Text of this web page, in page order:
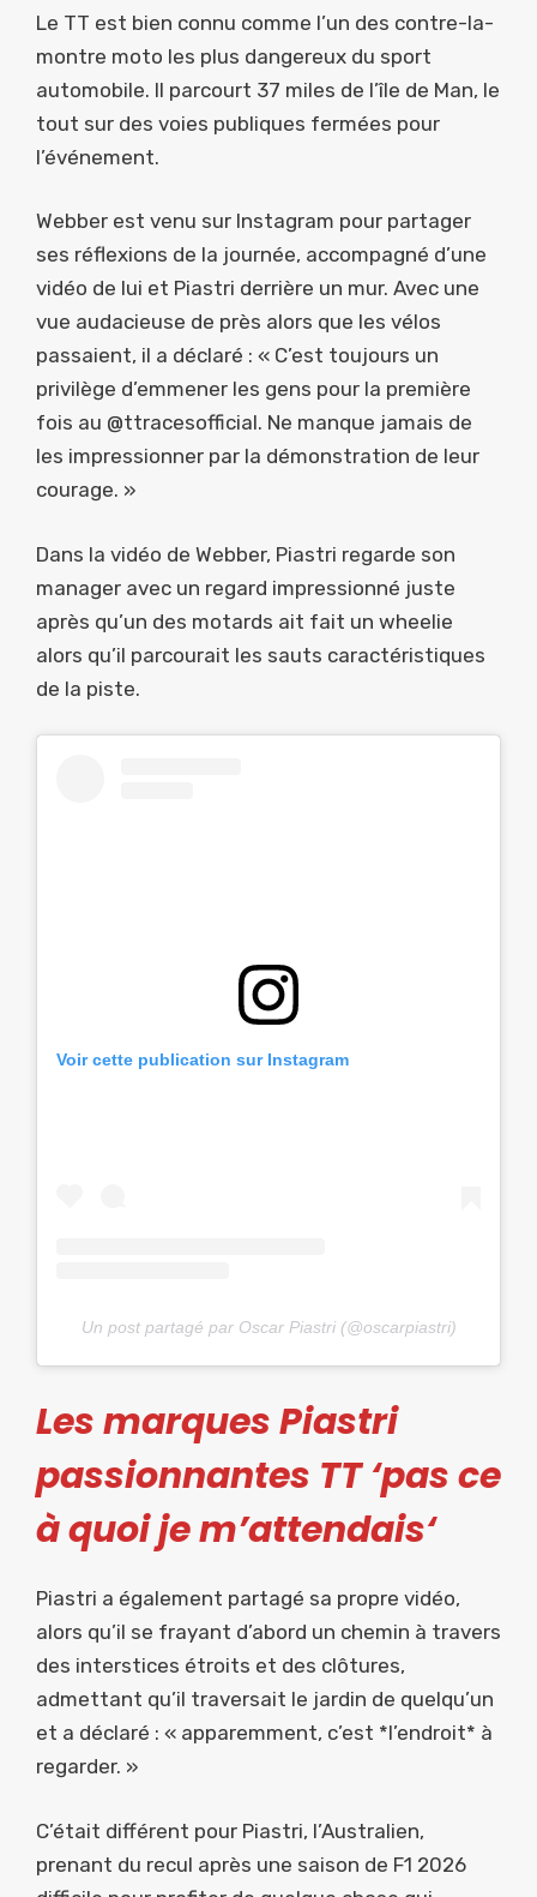
Le TT est bien connu comme l’un des contre-la-
montre moto les plus dangereux du sport
automobile. Il parcourt 37 miles de l’île de Man, le
tout sur des voies publiques fermées pour
l’événement.
Webber est venu sur Instagram pour partager
ses réflexions de la journée, accompagné d’une
vidéo de lui et Piastri derrière un mur. Avec une
vue audacieuse de près alors que les vélos
passaient, il a déclaré : « C’est toujours un
privilège d’emmener les gens pour la première
fois au @ttracesofficial. Ne manque jamais de
les impressionner par la démonstration de leur
courage. »
Dans la vidéo de Webber, Piastri regarde son
manager avec un regard impressionné juste
après qu’un des motards ait fait un wheelie
alors qu’il parcourait les sauts caractéristiques
de la piste.
Voir cette publication sur Instagram
Un post partagé par Oscar Piastri (@oscarpiastri)
Les marques Piastri
passionnantes TT ‘pas ce
à quoi je m’attendais‘
Piastri a également partagé sa propre vidéo,
alors qu’il se frayant d’abord un chemin à travers
des interstices étroits et des clôtures,
admettant qu’il traversait le jardin de quelqu’un
et a déclaré : « apparemment, c’est *l’endroit* à
regarder. »
C’était différent pour Piastri, l’Australien,
prenant du recul après une saison de F1 2026